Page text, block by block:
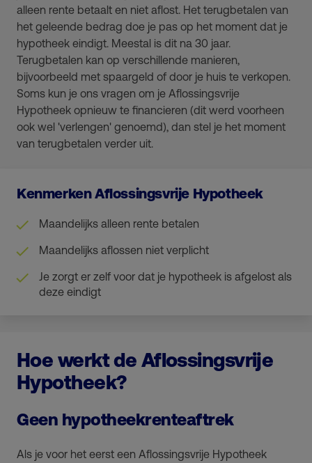
alleen rente betaalt en niet aflost. Het terugbetalen van
het geleende bedrag doe je pas op het moment dat je
hypotheek eindigt. Meestal is dit na 30 jaar.
Terugbetalen kan op verschillende manieren,
bijvoorbeeld met spaargeld of door je huis te verkopen.
Soms kun je ons vragen om je Aflossingsvrije
Hypotheek opnieuw te financieren (dit werd voorheen
ook wel 'verlengen' genoemd), dan stel je het moment
van terugbetalen verder uit.
Kenmerken Aflossingsvrije Hypotheek
Maandelijks alleen rente betalen
Maandelijks aflossen niet verplicht
Je zorgt er zelf voor dat je hypotheek is afgelost als
deze eindigt
Hoe werkt de Aflossingsvrije
Hypotheek?
Geen hypotheekrenteaftrek
Als je voor het eerst een Aflossingsvrije Hypotheek